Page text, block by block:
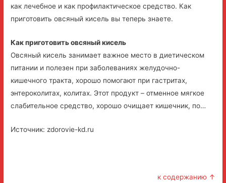
как лечебное и как профилактическое средство. Как
приготовить овсяный кисель вы теперь знаете.
Как приготовить овсяный кисель
Овсяный кисель занимает важное место в диетическом
питании и полезен при заболеваниях желудочно-
кишечного тракта, хорошо помогают при гастритах,
энтероколитах, колитах. Этот продукт – отменное мягкое
слабительное средство, хорошо очищает кишечник, по…
Источник: zdorovie-kd.ru
к содержанию ↑